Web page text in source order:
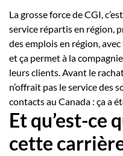
La grosse force de CGI,
service répartis en région,
des emplois en région,
et ça permet à la
leurs clients. Avant le
n’offrait pas le service des
contacts au Canada : ça a
Et qu’est-ce
cette